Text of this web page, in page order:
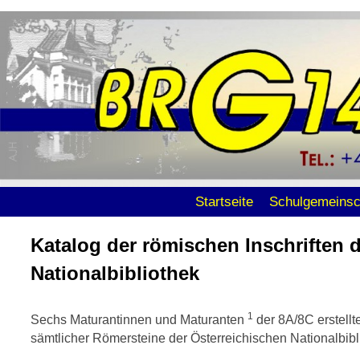
Zum sekundären Inhalt wechselnStartseite
Katalog der römischen Inschriften
Nationalbibliothek
Sechs Maturantinnen und Maturanten 1 der 8A/8C
sämtlicher Römersteine der Öster­rei­chi­schen